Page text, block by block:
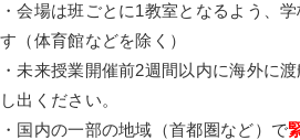
・会場は班ごとに1教室となるよう、
す（体育館などを除く）
・未来授業開催前2週間以内に海外に
し出ください。
・国内の一部の地域（首都圏など） で